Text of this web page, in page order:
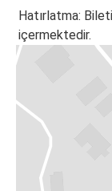
Hatırlatma:
içermektedir.